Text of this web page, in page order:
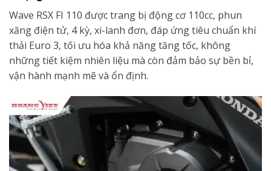
Wave RSX FI 110 được trang bị động cơ 110cc, phun
xăng điện tử, 4 kỳ, xi-lanh đơn, đáp ứng tiêu chuẩn khí
thải Euro 3, tối ưu hóa khả năng tăng tốc, không
những tiết kiệm nhiên liệu mà còn đảm bảo sự bền bỉ,
vận hành mạnh mẽ và ổn định.